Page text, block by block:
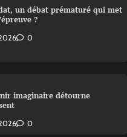
un débat prématuré qui met
?
0
imaginaire détourne
0